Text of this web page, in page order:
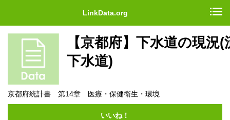
LinkData.org
【京都府】下水道の現況(
下水道)
京都府統計書 第14章 医療・保健衛生・環境
いいね！